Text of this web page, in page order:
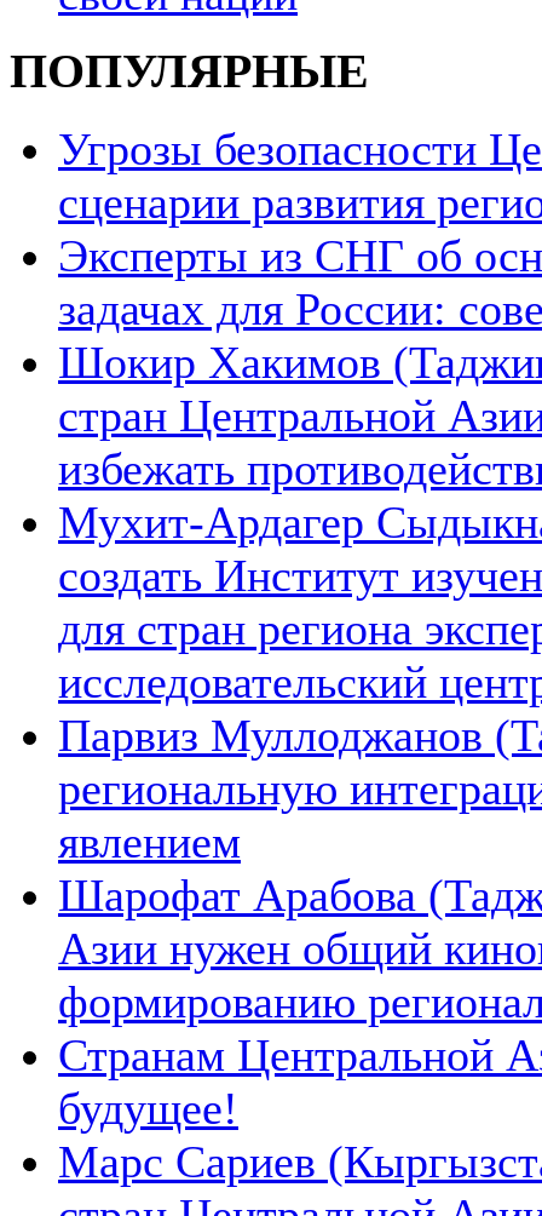
ПОПУЛЯРНЫЕ
Угрозы безопасности
сценарии развития
Эксперты из СНГ об
задачах для России:
Шокир Хакимов
стран Центральной
избежать
Мухит-Ардагер
создать Институт
для стран региона
исследовательский
Парвиз Муллоджанов
региональную
явлением
Шарофат Арабова
Азии нужен общий
формированию
Странам Центральной
будущее!
Марс Сариев